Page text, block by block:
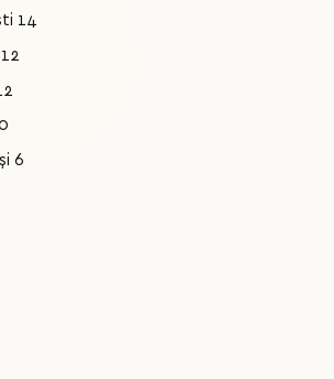
14
6